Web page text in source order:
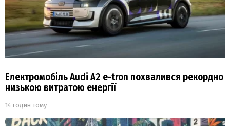
Електромобіль Audi A2 e-tron похвалився рекордно
низькою витратою енергії
14 годин тому